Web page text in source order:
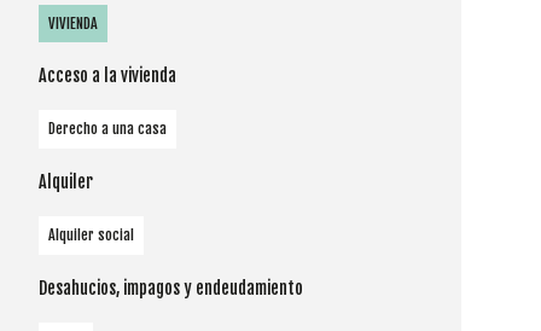
VIVIENDA
Acceso a la vivienda
Derecho a una casa
Alquiler
Alquiler social
Desahucios, impagos y endeudamiento